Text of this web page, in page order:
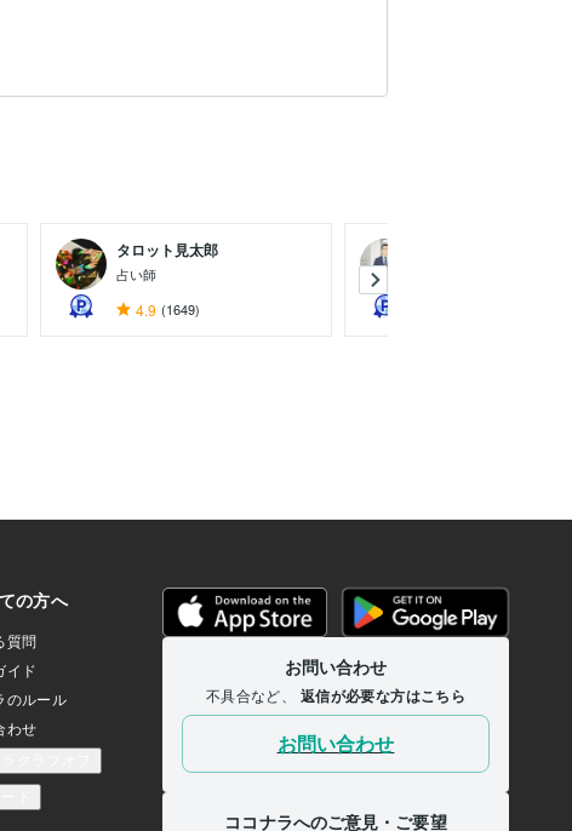
タロット見太郎
占い師
4.9 (1649)